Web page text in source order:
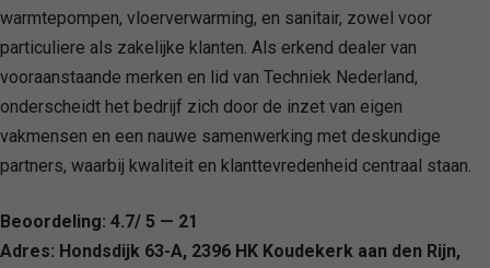
warmtepompen, vloerverwarming, en sanitair, zowel voor
particuliere als zakelijke klanten. Als erkend dealer van
vooraanstaande merken en lid van Techniek Nederland,
onderscheidt het bedrijf zich door de inzet van eigen
vakmensen en een nauwe samenwerking met deskundige
partners, waarbij kwaliteit en klanttevredenheid centraal staan.
Beoordeling: 4.7/ 5 — 21
Adres: Hondsdijk 63-A, 2396 HK Koudekerk aan den Rijn,